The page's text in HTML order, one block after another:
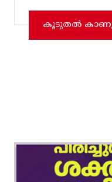
കൂടുതൽ